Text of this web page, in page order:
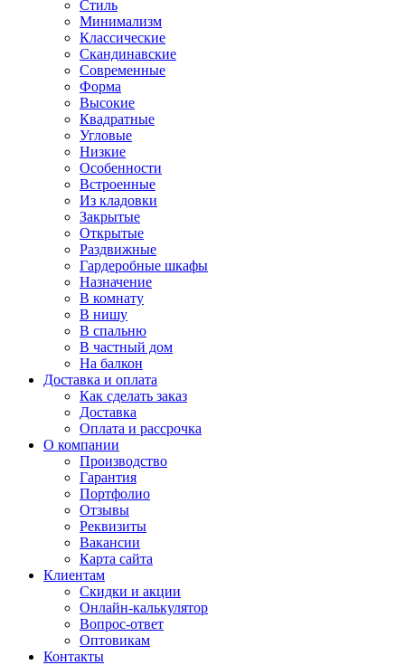
Стиль
Минимализм
Классические
Скандинавские
Современные
Форма
Высокие
Квадратные
Угловые
Низкие
Особенности
Встроенные
Из кладовки
Закрытые
Открытые
Раздвижные
Гардеробные шкафы
Назначение
В комнату
В нишу
В спальню
В частный дом
На балкон
Доставка и оплата
Как сделать заказ
Доставка
Оплата и рассрочка
О компании
Производство
Гарантия
Портфолио
Отзывы
Реквизиты
Вакансии
Карта сайта
Клиентам
Скидки и акции
Онлайн-калькулятор
Вопрос-ответ
Оптовикам
Контакты